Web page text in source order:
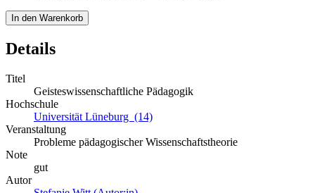
In den Warenkorb
Details
Titel
Geisteswissenschaftliche Pädagogik
Hochschule
Universität Lüneburg (14)
Veranstaltung
Probleme pädagogischer Wissenschaftstheorie
Note
gut
Autor